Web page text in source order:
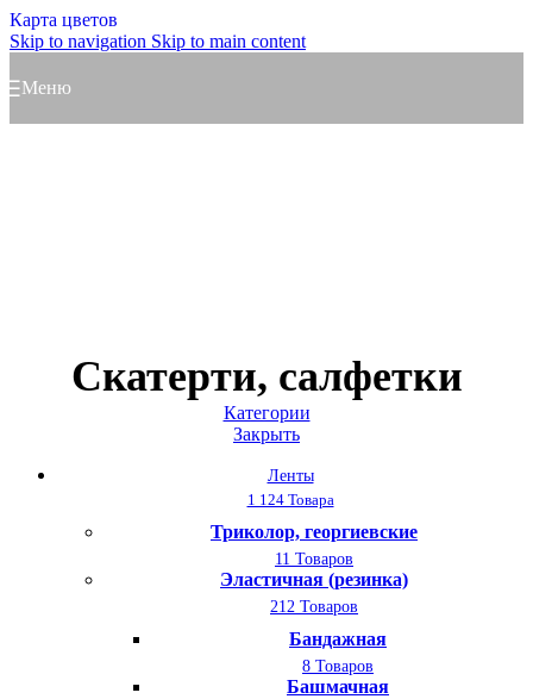
Карта цветов
Skip to navigation Skip to main content
Меню
Скатерти, салфетки
Категории
Закрыть
Ленты
1 124 Товара
Триколор, георгиевские
11 Товаров
Эластичная (резинка)
212 Товаров
Бандажная
8 Товаров
Башмачная